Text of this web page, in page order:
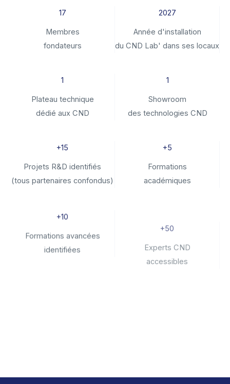
17
Membres
fondateurs
2027
Année d'installation
du CND Lab' dans ses locaux
1
Plateau technique
dédié aux CND
1
Showroom
des technologies CND
+15
Projets R&D identifiés
(tous partenaires confondus)
+5
Formations
académiques
+10
Formations avancées
identifiées
accessibles